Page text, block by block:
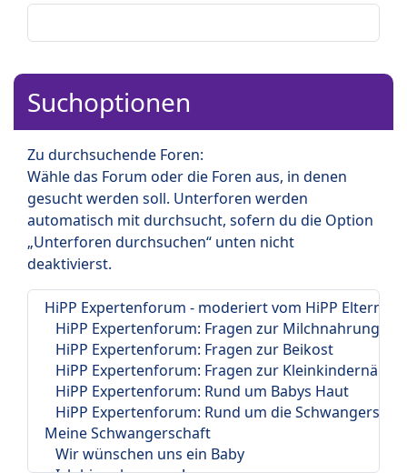
Suchoptionen
Zu durchsuchende Foren:
Wähle das Forum oder die Foren aus, in denen
gesucht werden soll. Unterforen werden
automatisch mit durchsucht, sofern du die Option
„Unterforen durchsuchen“ unten nicht
deaktivierst.